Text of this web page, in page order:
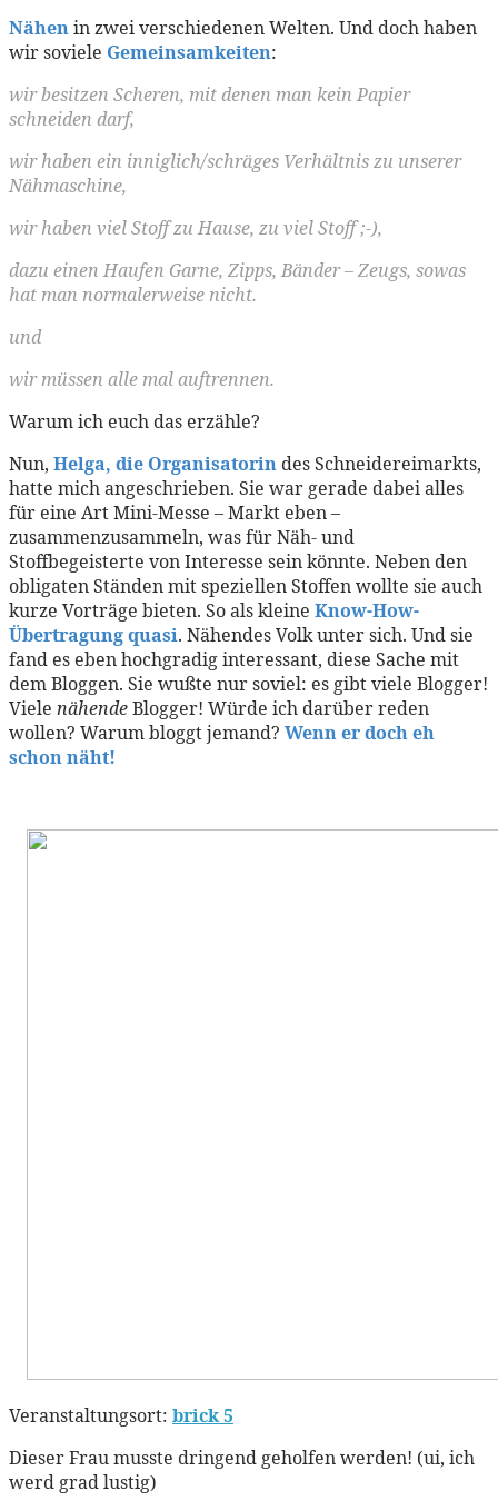
Nähenin zwei verschiedenen Welten. Und doch haben
wir soviele Gemeinsamkeiten:
wir besitzen Scheren, mit denen man kein Papier
schneiden darf,
wir haben ein inniglich/schräges Verhältnis zu unserer
Nähmaschine,
wir haben viel Stoff zu Hause, zu viel Stoff ;-),
dazu einen Haufen Garne, Zipps, Bänder – Zeugs, sowas
hat man normalerweise nicht.
und
wir müssen alle mal auftrennen.
Warum ich euch das erzähle?
Nun, Helga, die Organisatorindes Schneidereimarkts,
hatte mich angeschrieben. Sie war gerade dabei alles
für eine Art Mini-Messe – Markt eben –
zusammenzusammeln, was für Näh- und
Stoffbegeisterte von Interesse sein könnte. Neben den
obligaten Ständen mit speziellen Stoffen wollte sie auch
kurze Vorträge bieten. So als kleine Know-How-
Übertragung quasi. Nähendes Volk unter sich. Und sie
fand es eben hochgradig interessant, diese Sache mit
dem Bloggen. Sie wußte nur soviel: es gibt viele Blogger!
Viele nähendeBlogger! Würde ich darüber reden
wollen? Warum bloggt jemand? Wenn er doch eh
schon näht!
Veranstaltungsort: brick 5
Dieser Frau musste dringend geholfen werden! (ui, ich
werd grad lustig)